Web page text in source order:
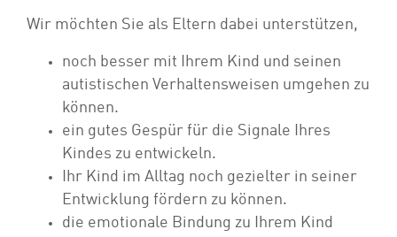
Wir möchten Sie als Eltern dabei unterstützen,
noch besser mit Ihrem Kind und seinen
autistischen Verhaltensweisen umgehen zu
können.
ein gutes Gespür für die Signale Ihres
Kindes zu entwickeln.
Ihr Kind im Alltag noch gezielter in seiner
Entwicklung fördern zu können.
die emotionale Bindung zu Ihrem Kind